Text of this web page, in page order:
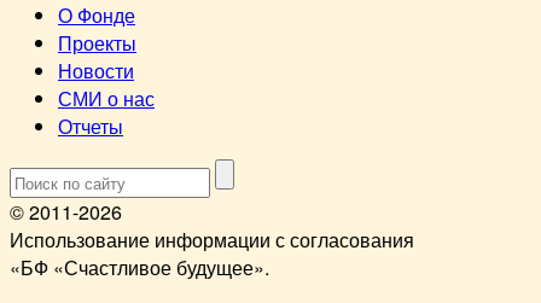
О Фонде
Проекты
Новости
СМИ о нас
Отчеты
© 2011-2026
Использование информации с согласования
«БФ «Счастливое будущее».